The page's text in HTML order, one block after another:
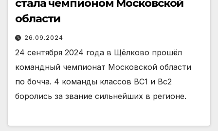
стала чемпионом Московской
области
26.09.2024
24 сентября 2024 года в Щёлково прошёл
командный чемпионат Московской области
по бочча. 4 команды классов ВС1 и Вс2
боролись за звание сильнейших в регионе.